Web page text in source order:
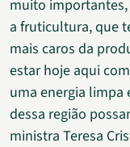
muito
a fruticultura, que
mais caros da
estar hoje aqui
uma energia limpa
dessa região
ministra Teresa